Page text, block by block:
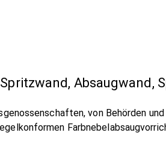
Absaugwand,
von Behörden und